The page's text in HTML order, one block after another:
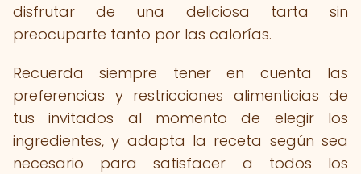
disfrutar de una deliciosa tarta sin
preocuparte tanto por las calorías.
Recuerda siempre tener en cuenta las
preferencias y restricciones alimenticias de
tus invitados al momento de elegir los
ingredientes, y adapta la receta según sea
necesario para satisfacer a todos los